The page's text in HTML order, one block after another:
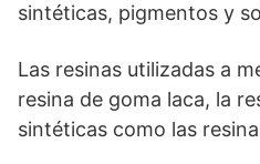
sintéticas, pigmentos y
Las resinas utilizadas a
resina de goma laca, la
sintéticas como las